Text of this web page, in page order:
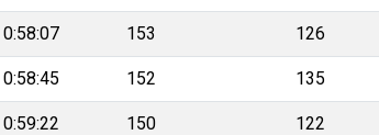
0:58:07 153 126
0:58:45 152 135
0:59:22 150 122